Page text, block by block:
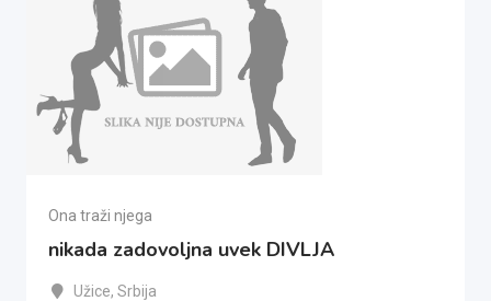
Ona traži njega
nikada zadovoljna uvek DIVLJA
Užice, Srbija